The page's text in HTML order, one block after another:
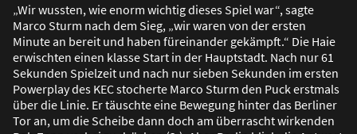
„Wir wussten, wie enorm wichtig dieses Spiel war“, sagte
Marco Sturm nach dem Sieg, „wir waren von der ersten
Minute an bereit und haben füreinander gekämpft.“ Die Haie
erwischten einen klasse Start in der Hauptstadt. Nach nur 61
Sekunden Spielzeit und nach nur sieben Sekunden im ersten
Powerplay des KEC stocherte Marco Sturm den Puck erstmals
über die Linie. Er täuschte eine Bewegung hinter das Berliner
Tor an, um die Scheibe dann doch am überrascht wirkenden